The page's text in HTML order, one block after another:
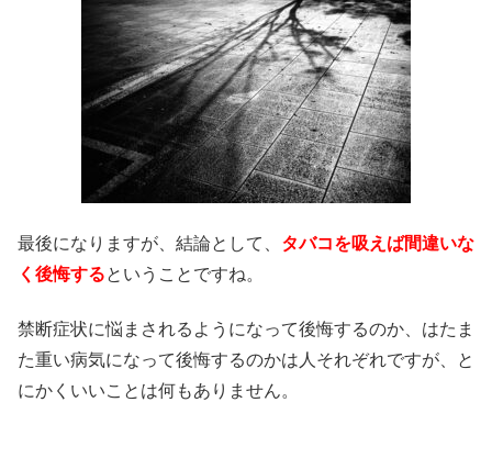
最後になりますが、結論として、 タバコを吸えば間違いな
く後悔するということですね。
禁断症状に悩まされるようになって後悔するのか、はたま
た重い病気になって後悔するのかは人それぞれですが、と
にかくいいことは何もありません。